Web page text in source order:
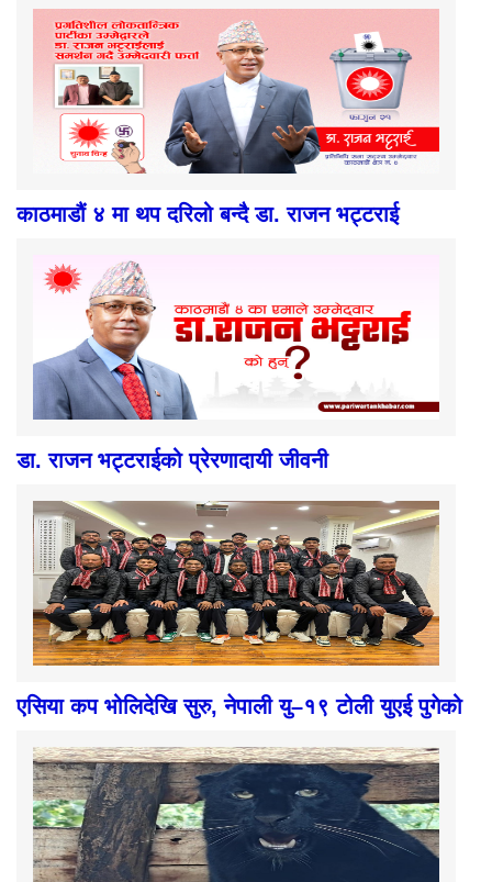
काठमाडौं ४ मा थप दरिलो बन्दै डा. राजन भट्टराई
डा. राजन भट्टराईको प्रेरणादायी जीवनी
एसिया कप भोलिदेखि सुरु, नेपाली यु–१९ टोली युएई पुगेको